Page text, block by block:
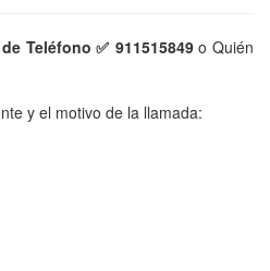
Teléfono ✅ 911515849o Quién
y el motivo de la llamada: